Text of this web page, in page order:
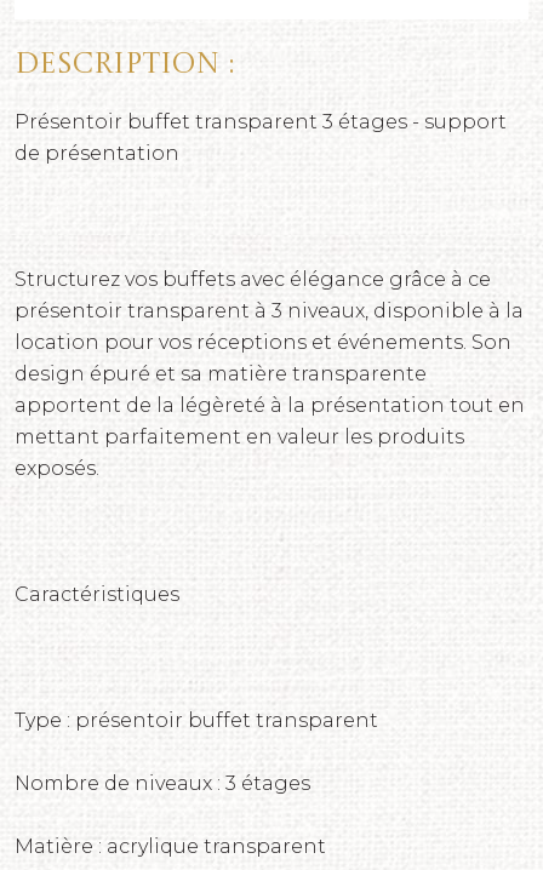
Description :
Présentoir buffet transparent 3 étages - support
de présentation
Structurez vos buffets avec élégance grâce à ce
présentoir transparent à 3 niveaux, disponible à la
location pour vos réceptions et événements. Son
design épuré et sa matière transparente
apportent de la légèreté à la présentation tout en
mettant parfaitement en valeur les produits
exposés.
Caractéristiques
Type : présentoir buffet transparent
Nombre de niveaux : 3 étages
Matière : acrylique transparent